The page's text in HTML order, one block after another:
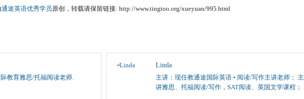
通途英语优秀学员原创，转载请保留链接: http://www.tingtoo.org/xueyuan/995.html
教育雅思/托福阅读老师.
Linda
主讲：现任教通途国际英语 • 阅读/写作主讲老师； 主
讲雅思、托福阅读/写作，SAT阅读、英国文学课程；